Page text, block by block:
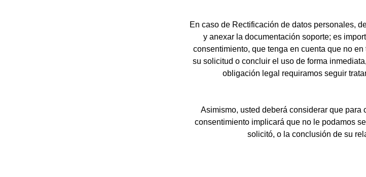
En caso de Rectificación de datos personales,
y anexar la documentación soporte; es
consentimiento, que tenga en cuenta que no
su solicitud o concluir el uso de forma
obligación legal requiramos seguir
Asimismo, usted deberá considerar que para
consentimiento implicará que no le podamos
solicitó, o la conclusión de su